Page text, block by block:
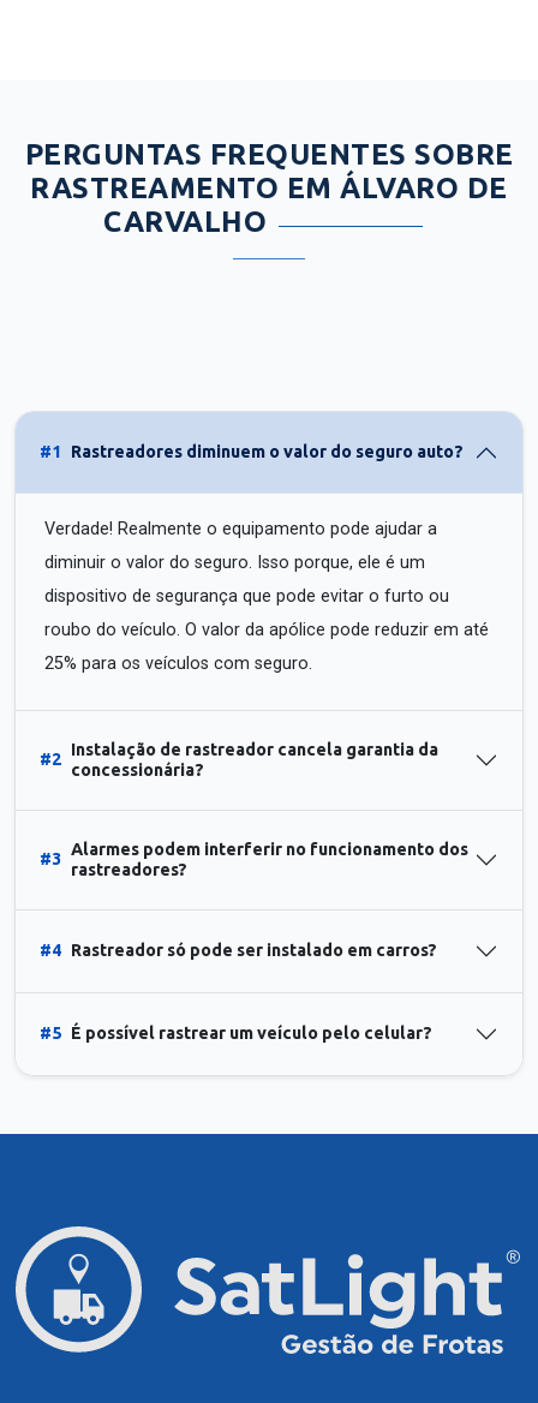
PERGUNTAS FREQUENTES SOBRE
RASTREAMENTO EM ÁLVARO DE
CARVALHO
#1 Rastreadores diminuem o valor do seguro auto?
Verdade! Realmente o equipamento pode ajudar a
diminuir o valor do seguro. Isso porque, ele é um
dispositivo de segurança que pode evitar o furto ou
roubo do veículo. O valor da apólice pode reduzir em até
25% para os veículos com seguro.
#2
Instalação de rastreador cancela garantia da
concessionária?
#3
Alarmes podem interferir no funcionamento dos
rastreadores?
#4 Rastreador só pode ser instalado em carros?
#5 É possível rastrear um veículo pelo celular?